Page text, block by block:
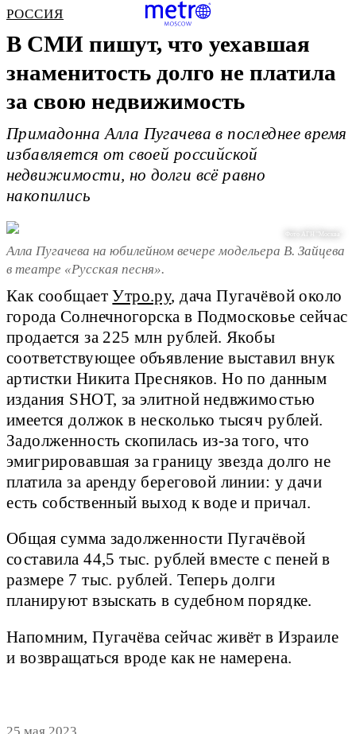
РОССИЯ
В СМИ пишут, что уехавшая
знаменитость долго не платила
за свою недвижимость
Примадонна Алла Пугачева в последнее время
избавляется от своей российской
недвижимости, но долги всё равно
накопились
Фото АГН "Москва"
Алла Пугачева на юбилейном вечере модельера В. Зайцева
в театре «Русская песня».
Как сообщаетУтро.ру, дача Пугачёвой около
города Солнечногорска в Подмосковье сейчас
продается за 225 млн рублей. Якобы
соответствующее объявление выставил внук
артистки Никита Пресняков. Но по данным
издания SHOT, за элитной недвжимостью
имеется должок в несколько тысяч рублей.
Задолженность скопилась из-за того, что
эмигрировавшая за границу звезда долго не
платила за аренду береговой линии: у дачи
есть собственный выход к воде и причал.
Общая сумма задолженности Пугачёвой
составила 44,5 тыс. рублей вместе с пеней в
размере 7 тыс. рублей. Теперь долги
планируют взыскать в судебном порядке.
Напомним, Пугачёва сейчас живёт в Израиле
и возвращаться вроде как не намерена.